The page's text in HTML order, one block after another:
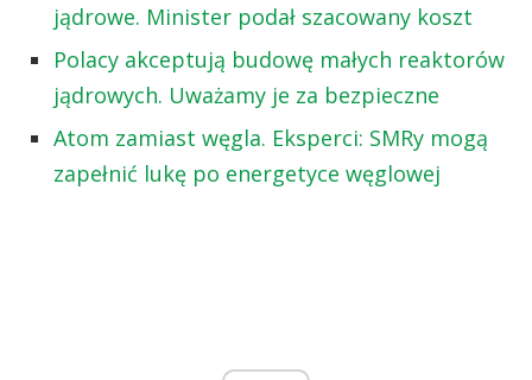
jądrowe. Minister podał szacowany koszt
Polacy akceptują budowę małych reaktorów
jądrowych. Uważamy je za bezpieczne
Atom zamiast węgla. Eksperci: SMRy mogą
zapełnić lukę po energetyce węglowej